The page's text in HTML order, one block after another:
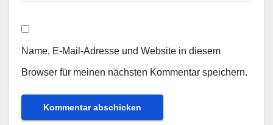
Name, E-Mail-Adresse und Website in diesem
Browser für meinen nächsten Kommentar speichern.